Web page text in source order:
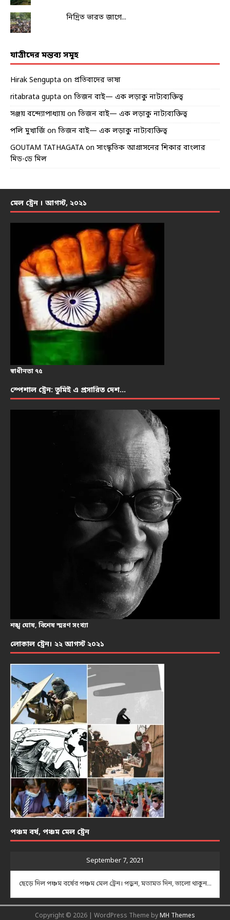
নিদ্রিত ভারত জাগে...
যাত্রীদের মন্তব্য সমূহ
Hirak Sengupta on প্রতিবাদের ভাষা
ritabrata gupta on তিজন বাই— এক লড়াকু নাট্যব্যক্তিত্ব
সঞ্জয় বন্দ্যোপাধ্যায় on তিজন বাই— এক লড়াকু নাট্যব্যক্তিত্ব
পলি মুখার্জি on তিজন বাই— এক লড়াকু নাট্যব্যক্তিত্ব
GOUTAM TATHAGATA on সাংস্কৃতিক আগ্রাসনের শিকার বাংলার
মিড-ডে মিল
মেল ট্রেন । আগস্ট, ২০২১
স্বাধীনতা ৭৫
স্পেশাল ট্রেন: তুমিই এ প্রসারিত দেশ…
শঙ্খ ঘোষ, বিশেষ স্মরণ সংখ্যা
লোকাল ট্রেন। ২২ আগস্ট ২০২১
পঞ্চম বর্ষ, পঞ্চম মেল ট্রেন
September 7, 2021
ছেড়ে দিল পঞ্চম বর্ষের পঞ্চম মেল ট্রেন। পড়ুন, মতামত দিন, ভালো থাকুন...
Copyright © 2026 | WordPress Theme byMH Themes